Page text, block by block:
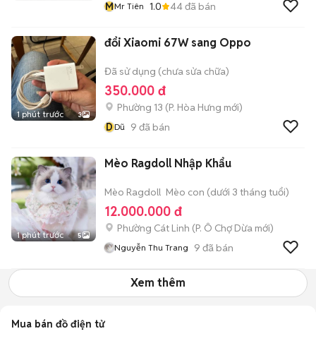
MMr Tiên 1.0 44đã bán
1 phút trước 3
đổi Xiaomi 67W sang Oppo
Đã sử dụng (chưa sửa chữa)
350.000 đ
Phường 13 (P. Hòa Hưng mới)
DDũ 9 đã bán
1 phút trước 5
Mèo Ragdoll Nhập Khẩu
Mèo Ragdoll Mèo con (dưới 3 tháng tuổi)
12.000.000 đ
Phường Cát Linh (P. Ô Chợ Dừa mới)
Nguyễn Thu Trang 9 đã bán
Xem thêm
Mua bán đồ điện tử